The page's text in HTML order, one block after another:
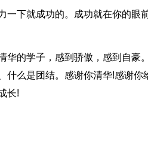
下就成功的。成功就在你的眼
华的学子，感到骄傲，感到自豪
什么是团结。感谢你清华!感谢你
长!